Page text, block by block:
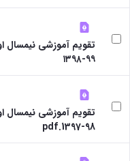
تقویم آموزشی نیمسال
۹۹-۱۳۹۸
تقویم آموزشی نیمسال
98-1397.pdf